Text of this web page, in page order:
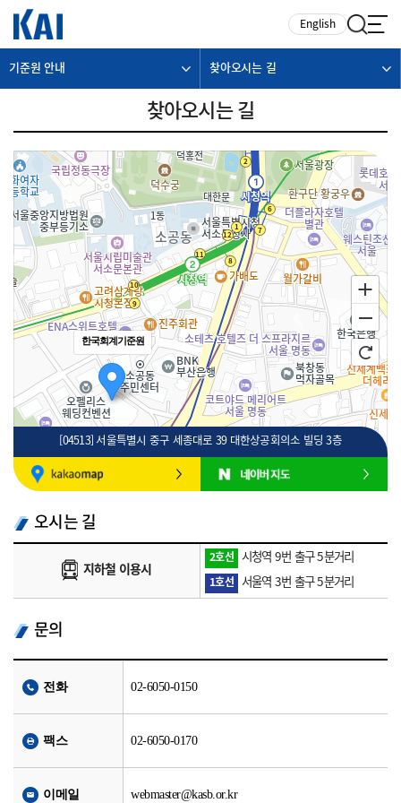
English
기준원 안내 찾아오시는 길
찾아오시는 길
한국회계기준원
100m
[04513] 서울특별시 중구 세종대로 39 대한상공회의소 빌딩 3층
오시는 길
지하철 이용시
2호선 시청역 9번 출구 5분거리
1호선 서울역 3번 출구 5분거리
문의
전화 02-6050-0150
팩스 02-6050-0170
이메일 webmaster@kasb.or.kr